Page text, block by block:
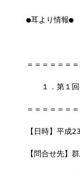
●耳より情報●
＝＝＝＝＝＝
１．第１回
＝＝＝＝＝＝
【日時】平
【問合せ先】
　